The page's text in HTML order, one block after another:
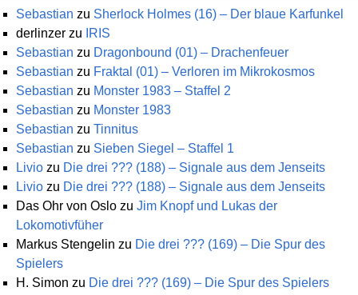
Sebastian zu Sherlock Holmes (16) – Der blaue Karfunkel
derlinzer zu
IRIS
Sebastian zu Dragonbound (01) – Drachenfeuer
Sebastian zu Fraktal (01) – Verloren im Mikrokosmos
Sebastian zu Monster 1983 – Staffel 2
Sebastian zu Monster 1983
Sebastian zu Tinnitus
Sebastian zu Sieben Siegel – Staffel 1
Livio zu Die drei ??? (188) – Signale aus dem Jenseits
Livio zu Die drei ??? (188) – Signale aus dem Jenseits
Das Ohr von Oslo zu Jim Knopf und Lukas der
Lokomotivfüher
Markus Stengelin zu Die drei ??? (169) – Die Spur des
Spielers
H. Simon zu Die drei ??? (169) – Die Spur des Spielers